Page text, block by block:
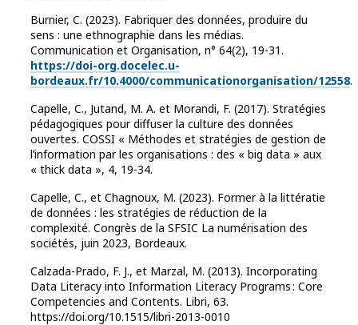
Burnier, C. (2023). Fabriquer des données, produire du
sens : une ethnographie dans les médias.
Communication et Organisation, n° 64(2), 19-31.
https://doi-org.docelec.u-
bordeaux.fr/10.4000/communicationorganisation/12558.
Capelle, C., Jutand, M. A. et Morandi, F. (2017). Stratégies
pédagogiques pour diffuser la culture des données
ouvertes. COSSI « Méthodes et stratégies de gestion de
l’information par les organisations : des « big data » aux
« thick data », 4, 19-34.
Capelle, C., et Chagnoux, M. (2023). Former à la littératie
de données : les stratégies de réduction de la
complexité. Congrès de la SFSIC La numérisation des
sociétés, juin 2023, Bordeaux.
Calzada-Prado, F. J., et Marzal, M. (2013). Incorporating
Data Literacy into Information Literacy Programs : Core
Competencies and Contents. Libri, 63.
https://doi.org/10.1515/libri-2013-0010